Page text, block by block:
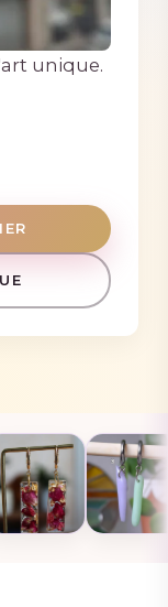
unique.